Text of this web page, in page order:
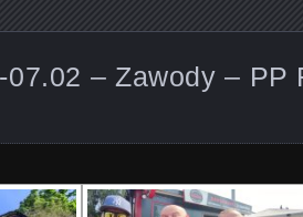
07.02 – Zawody –